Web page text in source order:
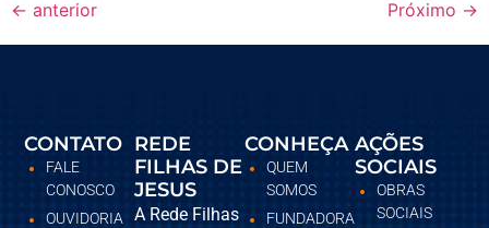
← anterior Próximo →
REDE
FILHAS DE
JESUS
A Rede Filhas
CONHEÇA
QUEM
SOMOS
FUNDADORA
AÇÕES
SOCIAIS
OBRAS
SOCIAIS
CONTATO
FALE
CONOSCO
OUVIDORIA